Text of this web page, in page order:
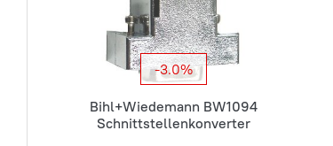
-3.0%
Bihl+Wiedemann BW1094
Schnittstellenkonverter